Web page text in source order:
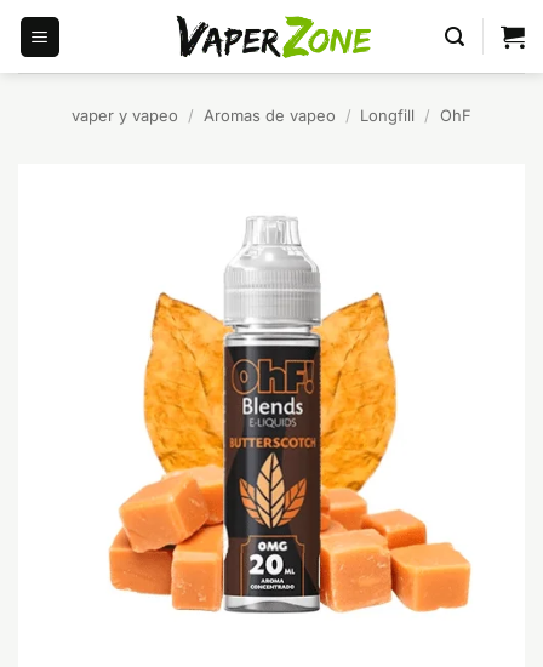
Saltar
contenido
vaper y vapeo / Aromas de vapeo / Longfill / OhF